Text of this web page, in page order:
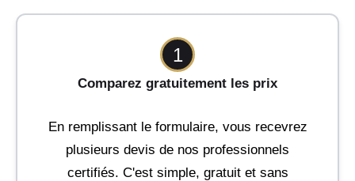
1
Comparez gratuitement les prix
En remplissant le formulaire, vous recevrez
plusieurs devis de nos professionnels
certifiés. C'est simple, gratuit et sans